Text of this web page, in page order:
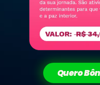
Quero